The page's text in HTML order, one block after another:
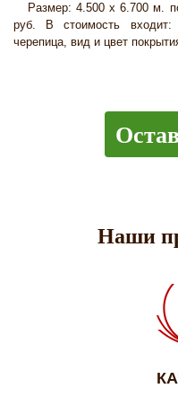
Размер: 4.500 х 6.700 м.
руб. В стоимость входит:
черепица, вид и цвет
Наши